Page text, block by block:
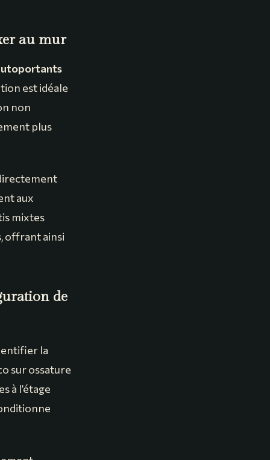
au mur
est idéale
non
plus
aux
mixtes
offrant ainsi
de
la
sur ossature
à l’étage